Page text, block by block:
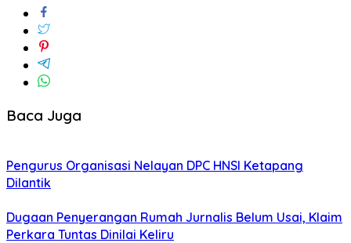
Baca Juga
Pengurus Organisasi Nelayan DPC HNSI Ketapang
Dilantik
Dugaan Penyerangan Rumah Jurnalis Belum Usai, Klaim
Perkara Tuntas Dinilai Keliru